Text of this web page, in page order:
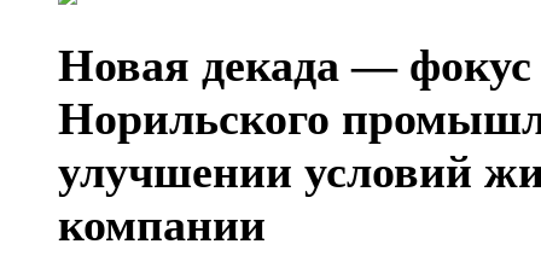
Новая декада — фокус
Норильского
улучшении условий
компании